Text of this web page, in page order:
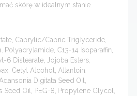
skórę w idealnym stanie.
Caprylic/Capric Triglyceride,
Polyacrylamide, C13-14 Isoparaffin,
6 Distearate, Jojoba Esters,
Cetyl Alcohol, Allantoin,
Digitata Seed Oil,
Seed Oil, PEG-8, Propylene Glycol,